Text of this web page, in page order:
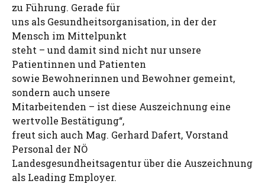
zu Führung. Gerade für
uns als Gesundheitsorganisation, in der der
Mensch im Mittelpunkt
steht – und damit sind nicht nur unsere
Patientinnen und Patienten
sowie Bewohnerinnen und Bewohner gemeint,
sondern auch unsere
Mitarbeitenden – ist diese Auszeichnung eine
wertvolle Bestätigung“,
freut sich auch Mag. Gerhard Dafert, Vorstand
Personal der NÖ
Landesgesundheitsagentur über die Auszeichnung
als Leading Employer.